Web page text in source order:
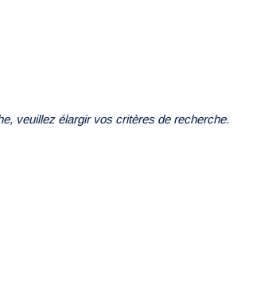
veuillez élargir vos critères de recherche.